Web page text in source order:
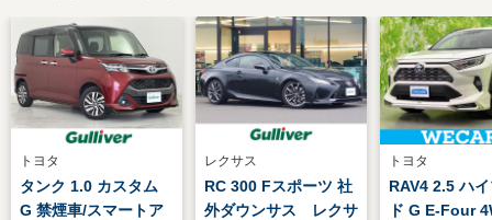
トヨタ
タンク 1.0 カスタム
G 禁煙車/スマートア
レクサス
RC 300 Fスポーツ 社
外ダウンサス レクサ
トヨタ
RAV4 2.5 ハ
ド G E-Four